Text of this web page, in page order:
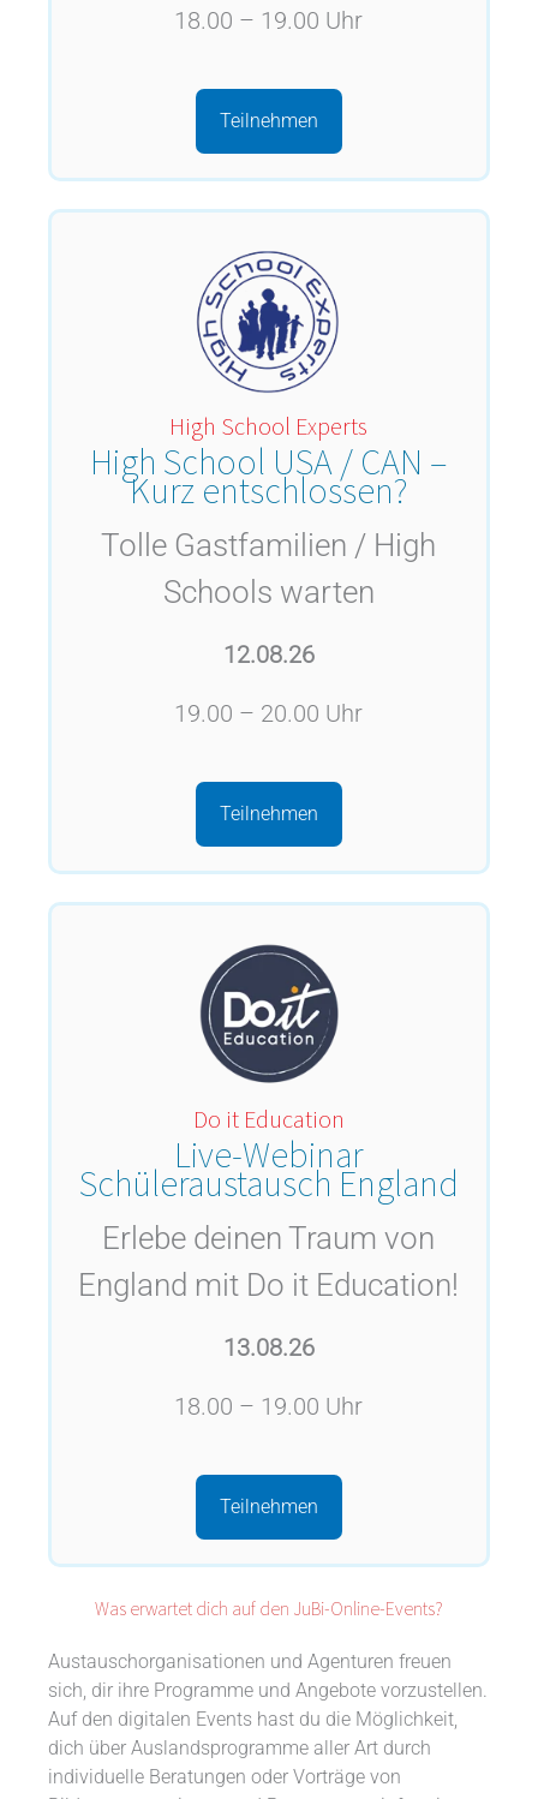
18.00 – 19.00 Uhr
Teilnehmen
High School Experts
High School USA / CAN –
Kurz entschlossen?
Tolle Gastfamilien / High
Schools warten
12.08.26
19.00 – 20.00 Uhr
Teilnehmen
Do it Education
Live-Webinar
Schüleraustausch England
Erlebe deinen Traum von
England mit Do it Education!
13.08.26
18.00 – 19.00 Uhr
Teilnehmen
Was erwartet dich auf den JuBi-Online-Events?
Austauschorganisationen und Agenturen freuen
sich, dir ihre Programme und Angebote vorzustellen.
Auf den digitalen Events hast du die Möglichkeit,
dich über Auslandsprogramme aller Art durch
individuelle Beratungen oder Vorträge von